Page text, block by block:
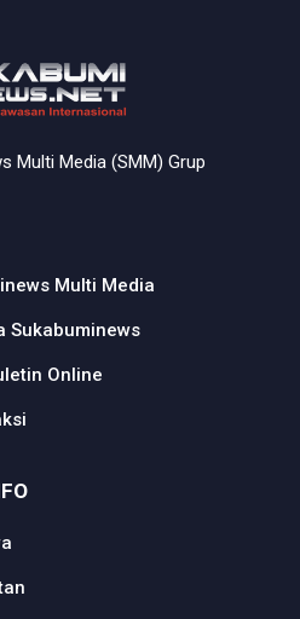
Multi Media (SMM) Grup
Multi Media
Sukabuminews
Online